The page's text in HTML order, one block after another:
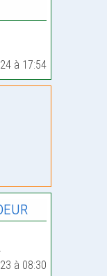
à 17:54
à 08:30